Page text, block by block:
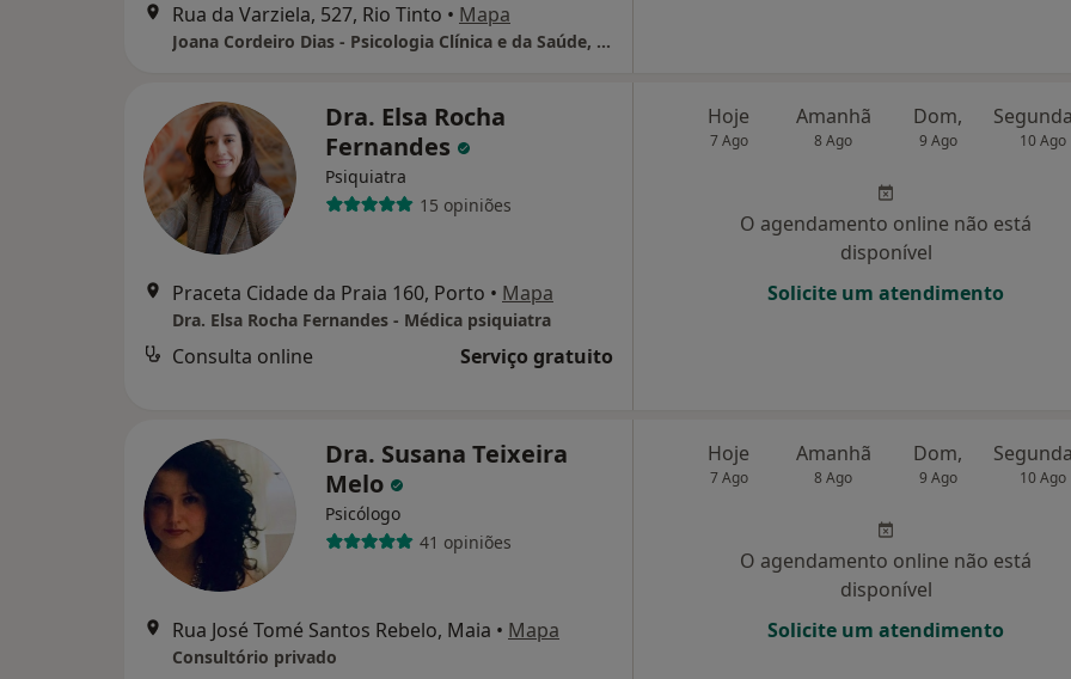
Rua da Varziela, 527, Rio Tinto • Mapa
Joana Cordeiro Dias - Psicologia Clínica e da Saúde, Psicoterapia & Mindfulness
Dra. Elsa Rocha
Fernandes
Psiquiatra
15 opiniões
Praceta Cidade da Praia 160, Porto • Mapa
Dra. Elsa Rocha Fernandes - Médica psiquiatra
Consulta online Serviço gratuito
Hoje
7 Ago
Amanhã
8 Ago
Dom,
9 Ago 10 Ago
O agendamento online não está
disponível
Solicite um atendimento
Dra. Susana Teixeira
Melo
Psicólogo
41 opiniões
Rua José Tomé Santos Rebelo, Maia • Mapa
Consultório privado
Hoje
7 Ago
Amanhã
8 Ago
Dom,
9 Ago 10 Ago
O agendamento online não está
disponível
Solicite um atendimento